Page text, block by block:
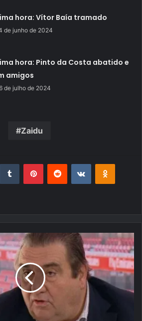
hora: Vítor Baía tramado
de junho de 2024
hora: Pinto da Costa abatido e
amigos
de julho de 2024
Zaidu
Tumblr PinterestReddit VK OK